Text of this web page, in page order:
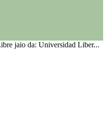
jaio da: Universidad Liber...